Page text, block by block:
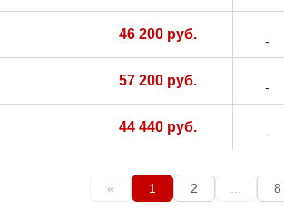
46 200 руб.
57 200 руб.
44 440 руб.
« 1 2 ... 8